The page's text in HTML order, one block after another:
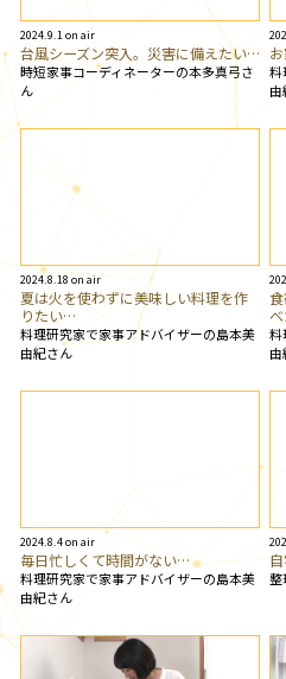
2024.9.1 on air
台風シーズン突入。災害に備えたい…
時短家事コーディネーターの本多真弓さ
ん
料
2024.8.18 on air
夏は火を使わずに美味しい料理を作
りたい…
料理研究家で家事アドバイザーの島本美
由紀さん
料
2024.8.4 on air
毎日忙しくて時間がない…
料理研究家で家事アドバイザーの島本美
由紀さん
整